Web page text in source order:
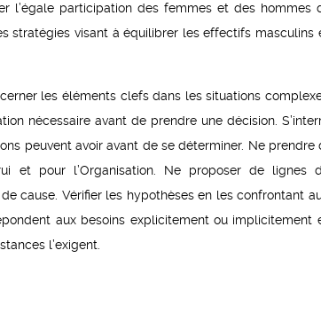
l’égale participation des femmes et des hommes
stratégies visant à équilibrer les effectifs
les éléments clefs dans les situations
nécessaire avant de prendre une décision.
peuvent avoir avant de se déterminer. Ne prendre
et pour l’Organisation. Ne proposer de lignes
cause. Vérifier les hypothèses en les confrontant
aux besoins explicitement ou implicitement
l’exigent.